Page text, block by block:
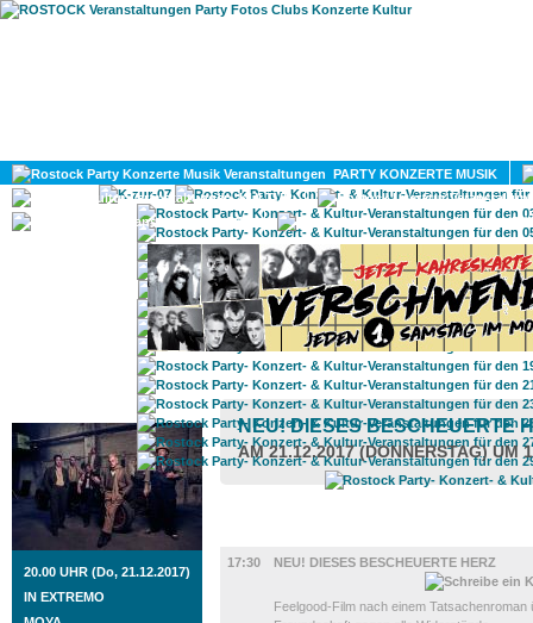
PARTY KONZERTE MUSIK
KULTUR
GAY
ROSTOCK TAGESTIPP
20.00 UHR (Do, 21.12.2017)
IN EXTREMO
NEU! DIESES BESCHEUERTE
AM 21.12.2017 (DONNERSTAG) UM
17:30
NEU! DIESES BESCHEUERTE HERZ
Feelgood-Film nach einem